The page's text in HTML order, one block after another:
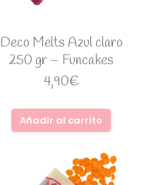
Deco Melts Azul claro
250 gr – Funcakes
4,90€
Añadir al carrito